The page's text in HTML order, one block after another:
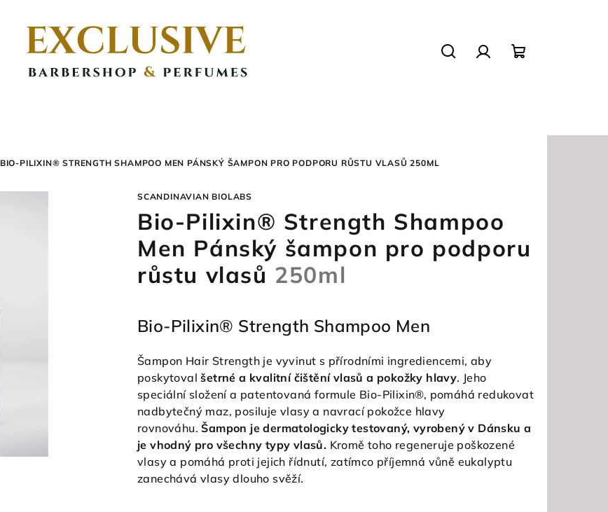
BIO-PILIXIN® STRENGTH SHAMPOO MEN PÁNSKÝ ŠAMPON PRO PODPORU RŮSTU VLASŮ250ML
SCANDINAVIAN BIOLABS
Bio-Pilixin® Strength Shampoo
Men Pánský šampon pro podporu
růstu vlasů 250ml
Bio-Pilixin® Strength Shampoo Men
Šampon Hair Strength je vyvinut s přírodními ingrediencemi, aby
poskytovalšetrné a kvalitní čištění vlasů a pokožky hlavy. Jeho
speciální složení a patentovaná formule Bio-Pilixin®, pomáhá redukovat
nadbytečný maz, posiluje vlasy a navrací pokožce hlavy
rovnováhu.Šampon je dermatologicky testovaný, vyrobený v Dánsku a
je vhodný pro všechny typy vlasů. Kromě toho regeneruje poškozené
vlasy a pomáhá proti jejich řídnutí, zatímco příjemná vůně eukalyptu
zanechává vlasy dlouho svěží.